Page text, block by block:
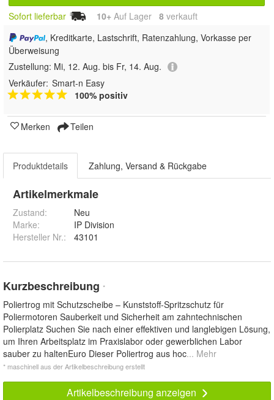
Sofort lieferbar 10+ Auf Lager 8 verkauft
, Kreditkarte, Lastschrift, Ratenzahlung, Vorkasse per
Überweisung
Zustellung: Mi, 12. Aug. bis Fr, 14. Aug.
Verkäufer: Smart-n Easy
100% positiv
Merken Teilen
Produktdetails Zahlung, Versand & Rückgabe
Artikelmerkmale
Zustand:
Neu
Marke:
IP Division
Hersteller Nr.:
43101
Kurzbeschreibung *
Poliertrog mit Schutzscheibe – Kunststoff-Spritzschutz für
Poliermotoren Sauberkeit und Sicherheit am zahntechnischen
Polierplatz Suchen Sie nach einer effektiven und langlebigen Lösung,
um Ihren Arbeitsplatz im Praxislabor oder gewerblichen Labor
sauber zu haltenEuro Dieser Poliertrog aus hoc... Mehr
* maschinell aus der Artikelbeschreibung erstellt
Artikelbeschreibung anzeigen